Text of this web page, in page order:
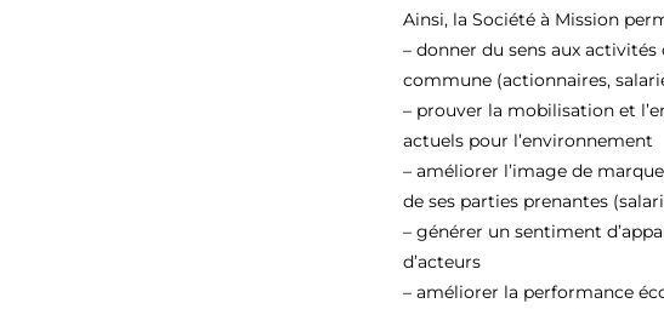
Ainsi, la Société à Mission
– donner du sens aux
commune (actionnaires,
– prouver la mobilisation et
actuels pour l’environnement
– améliorer l’image de
de ses parties prenantes
– générer un sentiment
d’acteurs
– améliorer la performance